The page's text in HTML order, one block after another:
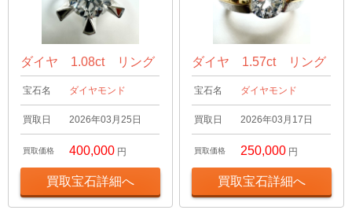
ダイヤ 1.08ct リング
宝石名 ダイヤモンド
買取日 2026年03月25日
買取価格 400,000 円
買取宝石詳細へ
ダイヤ 1.57ct リング
宝石名 ダイヤモンド
買取日 2026年03月17日
買取価格 250,000 円
買取宝石詳細へ